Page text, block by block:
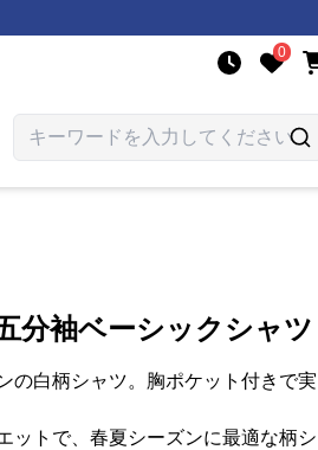
0
分袖ベーシックシャツ
の白柄シャツ。胸ポケット付きで実
ットで、春夏シーズンに最適な柄シ